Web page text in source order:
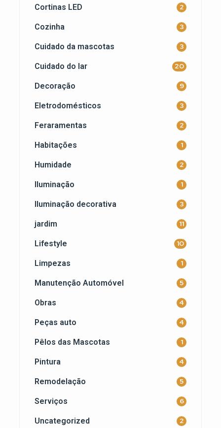
Cortinas LED 2
Cozinha 3
Cuidado da mascotas 3
Cuidado do lar 20
Decoração 9
Eletrodomésticos 3
Feraramentas 2
Habitações 1
Humidade 2
Iluminação 1
Iluminação decorativa 3
jardim 11
Lifestyle 10
Limpezas 1
Manutenção Automóvel 5
Obras 4
Peças auto 4
Pêlos das Mascotas 1
Pintura 4
Remodelação 5
Serviços 6
Uncategorized 2